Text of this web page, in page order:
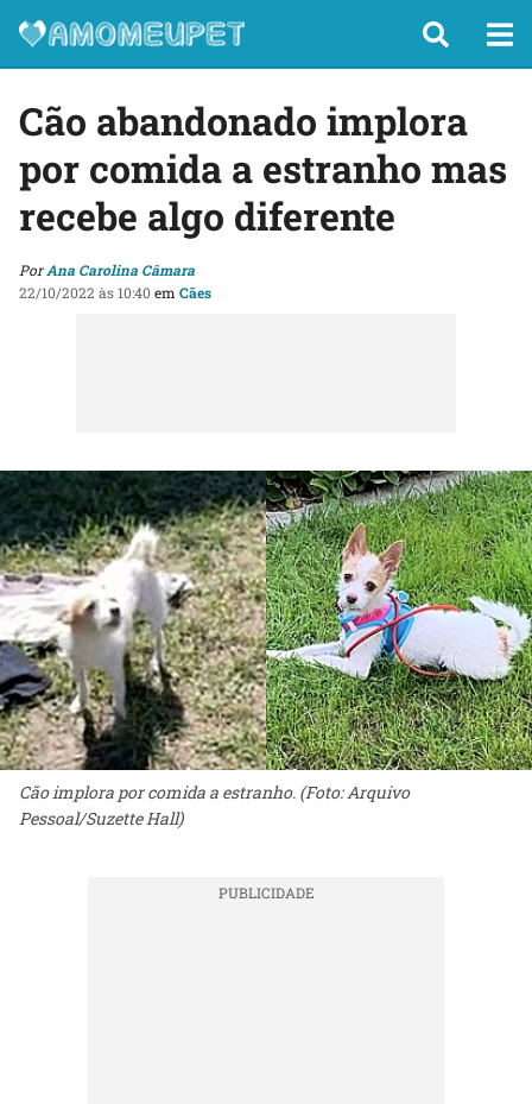
Cão abandonado implora
por comida a estranho mas
recebe algo diferente
PorAna Carolina Câmara
22/10/2022 às 10:40 em Cães
Cão implora por comida a estranho. (Foto: Arquivo
Pessoal/Suzette Hall)